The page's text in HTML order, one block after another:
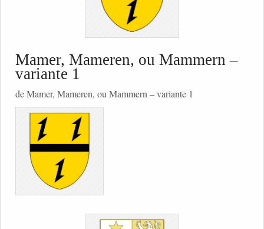
Mamer, Mameren, ou Mammern –
variante 1
de Mamer, Mameren, ou Mammern – variante 1